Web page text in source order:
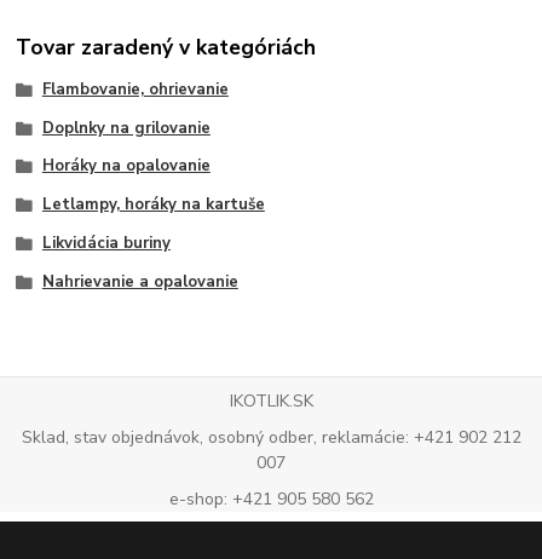
Tovar zaradený v kategóriách
Flambovanie, ohrievanie
Doplnky na grilovanie
Horáky na opalovanie
Letlampy, horáky na kartuše
Likvidácia buriny
Nahrievanie a opalovanie
IKOTLIK.SK
Sklad, stav objednávok, osobný odber, reklamácie: +421 902 212
007
e-shop: +421 905 580 562